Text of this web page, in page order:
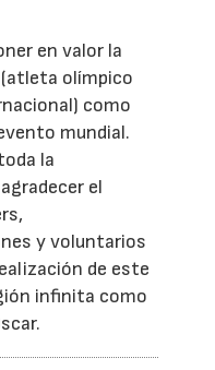
en valor la
olímpico
como
mundial.
la
el
y voluntarios
de este
infinita como